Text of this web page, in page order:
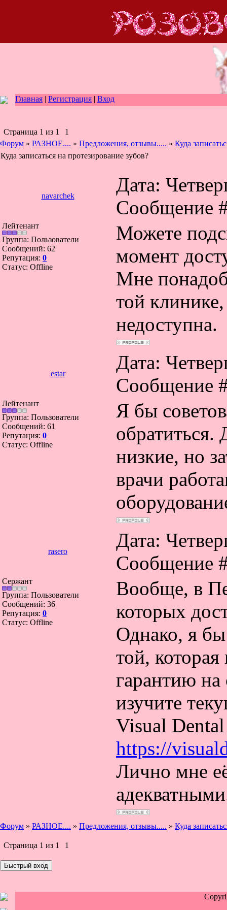
Главная | Регистрация | Вход
Страница 1 из 1
1
Форум » РАЗНОЕ.... » Предложения, отзывы..... » Куда
Куда записаться на протезирование зубов?
navarchek
Дата:
Сообщение
Лейтенант
Группа: Пользователи
Сообщений: 62
Репутация: 0
Статус: Offline
Можете
момент
Мне
той
недоступна.
estar
Дата:
Сообщение
Лейтенант
Группа: Пользователи
Сообщений: 61
Репутация: 0
Статус: Offline
Я бы
обратиться.
низкие, но
врачи
rasero
Дата:
Сообщение
Сержант
Группа: Пользователи
Сообщений: 36
Репутация: 0
Статус: Offline
Вообще, в
которых
Однако, я бы
той,
гарантию
изучите
Visual Dental
https://
Лично мне
Форум » РАЗНОЕ.... » Предложения, отзывы..... » Куда
Страница 1 из 1 1